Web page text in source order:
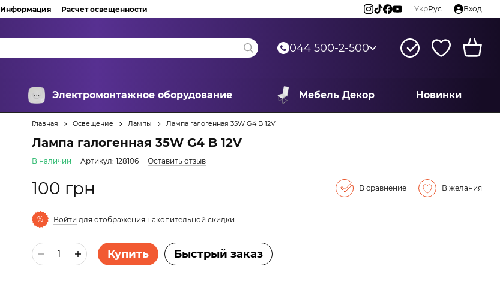
Информация Расчет освещенности УкрРус Вход
044 500-2-500
Электромонтажное оборудование Мебель Декор Новинки
Главная Освещение Лампы Лампа галогенная 35W G4 B 12V
Лампа галогенная 35W G4 B 12V
В наличии Артикул: 128106 Оставить отзыв
100 грн В сравнение В желания
% Войти для отображения накопительной скидки
Купить Быстрый заказ